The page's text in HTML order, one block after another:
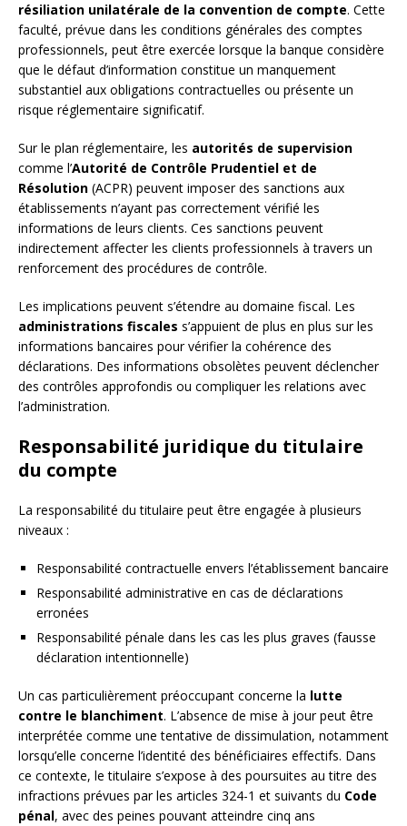
résiliation unilatérale de la convention de compte. Cette
faculté, prévue dans les conditions générales des comptes
professionnels, peut être exercée lorsque la banque considère
que le défaut d’information constitue un manquement
substantiel aux obligations contractuelles ou présente un
risque réglementaire significatif.
Sur le plan réglementaire, les autorités de supervision
comme l’Autorité de Contrôle Prudentiel et de
Résolution (ACPR) peuvent imposer des sanctions aux
établissements n’ayant pas correctement vérifié les
informations de leurs clients. Ces sanctions peuvent
indirectement affecter les clients professionnels à travers un
renforcement des procédures de contrôle.
Les implications peuvent s’étendre au domaine fiscal. Les
administrations fiscales s’appuient de plus en plus sur les
informations bancaires pour vérifier la cohérence des
déclarations. Des informations obsolètes peuvent déclencher
des contrôles approfondis ou compliquer les relations avec
l’administration.
Responsabilité juridique du titulaire
du compte
La responsabilité du titulaire peut être engagée à plusieurs
niveaux :
Responsabilité contractuelle envers l’établissement bancaire
Responsabilité administrative en cas de déclarations
erronées
Responsabilité pénale dans les cas les plus graves (fausse
déclaration intentionnelle)
Un cas particulièrement préoccupant concerne la lutte
contre le blanchiment. L’absence de mise à jour peut être
interprétée comme une tentative de dissimulation, notamment
lorsqu’elle concerne l’identité des bénéficiaires effectifs. Dans
ce contexte, le titulaire s’expose à des poursuites au titre des
infractions prévues par les articles 324-1 et suivants du Code
pénal, avec des peines pouvant atteindre cinq ans